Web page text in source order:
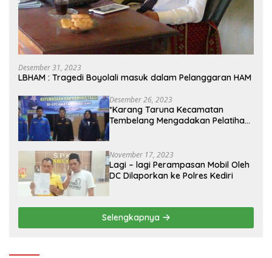
Desember 31, 2023
LBHAM : Tragedi Boyolali masuk dalam Pelanggaran HAM
Desember 26, 2023
*Karang Taruna Kecamatan
Tembelang Mengadakan Pelatihan
November 17, 2023
Lagi – lagi Perampasan Mobil Oleh
DC Dilaporkan ke Polres Kediri
Selengkapnya